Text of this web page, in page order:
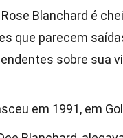
Blanchard é
que parecem
sobre sua
em 1991, em